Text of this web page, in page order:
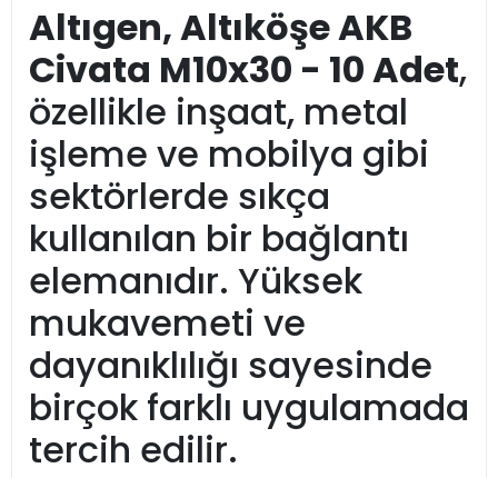
Altıgen, Altıköşe AKB
Civata M10x30 - 10 Adet,
özellikle inşaat, metal
işleme ve mobilya gibi
sektörlerde sıkça
kullanılan bir bağlantı
elemanıdır. Yüksek
mukavemeti ve
dayanıklılığı sayesinde
birçok farklı uygulamada
tercih edilir.